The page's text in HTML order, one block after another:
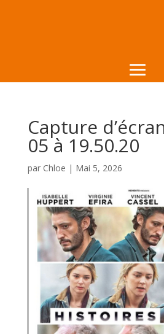
Capture
05 à 19.50.20
par Chloe | Mai 5, 2026